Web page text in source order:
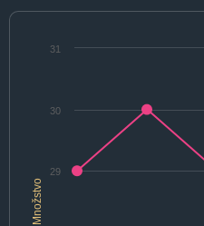
Množstvo
29
30
31